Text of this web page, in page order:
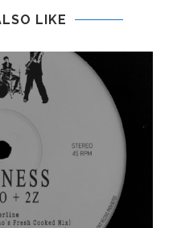
LIKE